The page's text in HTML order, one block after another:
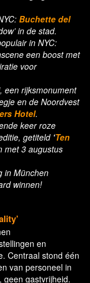
Buchette del
in de stad.
in NYC:
een boost met
voor
een rijksmonument
en de Noordvest
Hotel.
keer roze
getiteld ‘Ten
met 3 augustus
in München
winnen!
en
Centraal stond één
van personeel in
geen gastvrijheid.